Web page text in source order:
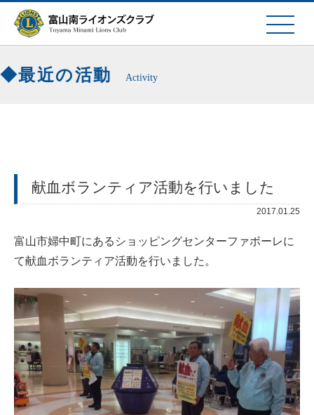
最近の活動 Activity
献血ボランティア活動を行いました
2017.01.25
富山市婦中町にあるショッピングセンターファボーレに
て献血ボランティア活動を行いました。